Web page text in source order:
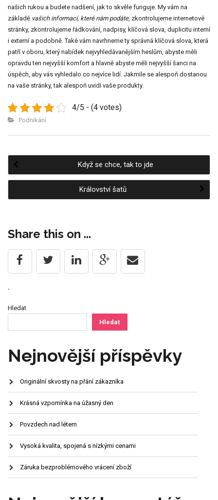
našich rukou a budete nadšení, jak to skvěle funguje. My vám na
základě vašich informací, které nám podáte, zkontrolujeme internetové
stránky, zkontrolujeme řádkování, nadpisy, klíčová slova, duplicitu interní
i externí a podobně. Také vám navrhneme ty správná klíčová slova, která
patří v oboru, který nabídek nejvyhledávanějším heslům, abyste měli
opravdu ten nejvyšší komfort a hlavně abyste měli nejvyšší šanci na
úspěch, aby vás vyhledalo co nejvíce lidí. Jakmile se alespoň dostanou
na vaše stránky, tak alespoň uvidí vaše produkty.
4/5 - (4 votes)
Podnikání
Post
Když se chce, tak to jde
Království šatů
Share this on ...
`
Hledat
Hledat
Nejnovější příspěvky
Originální skvosty na přání zákazníka
Krásná vzpomínka na úžasný den
Povzdech nad létem
Vysoká kvalita, spojená s nízkými cenami
Záruka bezproblémového vrácení zboží